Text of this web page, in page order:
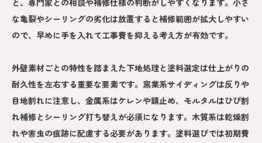
と、専門家との相談や補修仕様の判断がしやすくなります。小さ
な亀裂やシーリングの劣化は放置すると補修範囲が拡大しやすい
ので、早めに手を入れて工事費を抑える考え方が有効です。
外壁素材ごとの特性を踏まえた下地処理と塗料選定は仕上がりの
耐久性を左右する重要な要素です。窯業系サイディングは反りや
目地割れに注意し、金属系はケレンや錆止め、モルタルはひび割
れ補修とシーリング打ち替えが必須になります。木質系は乾燥割
れや害虫の痕跡に配慮する必要があります。塗料選びでは初期費